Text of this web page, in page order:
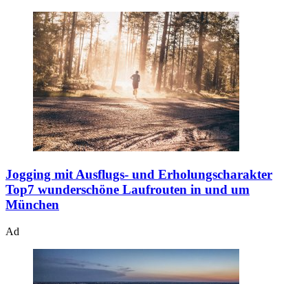
Jogging mit Ausflugs- und Erholungscharakter
Top7 wunderschöne Laufrouten in und um
München
Ad